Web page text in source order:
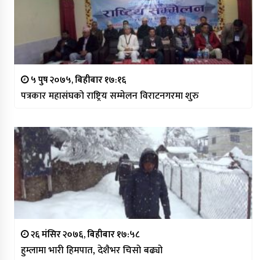
५ पुष २०७५, बिहीबार १७:१६
पत्रकार महासंघको राष्ट्रिय सम्मेलन विराटनगरमा शुरु
२६ मंसिर २०७६, बिहीबार १७:५८
हुम्लामा भारी हिमपात, देशैभर चिसो बढ्यो